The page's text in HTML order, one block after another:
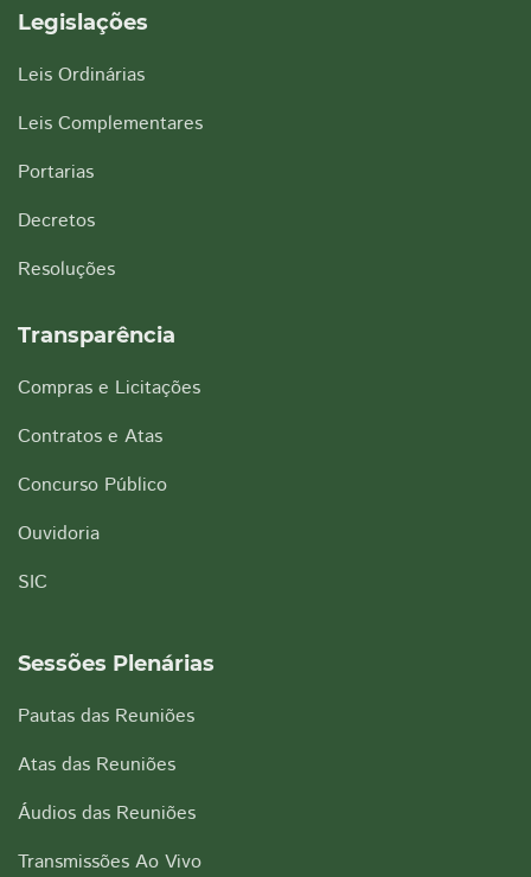
Legislações
Leis Ordinárias
Leis Complementares
Portarias
Decretos
Resoluções
Transparência
Compras e Licitações
Contratos e Atas
Concurso Público
Ouvidoria
SIC
Sessões Plenárias
Pautas das Reuniões
Atas das Reuniões
Áudios das Reuniões
Transmissões Ao Vivo